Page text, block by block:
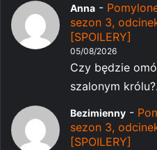
Anna -
sezon 3,
[SPOILERY]
05/08/2026
Czy będzie
szalonym
Bezimienny -
sezon 3,
[SPOILERY]